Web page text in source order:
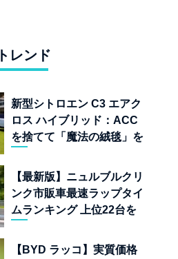
トレンド
新型シトロエン C3 エアク
ロス ハイブリッド：ACC
を捨てて「魔法の絨毯」を
児
【最新版】ニュルブルクリ
ンク市販車最速ラップタイ
ムランキング 上位22台を
【BYD ラッコ】実質価格